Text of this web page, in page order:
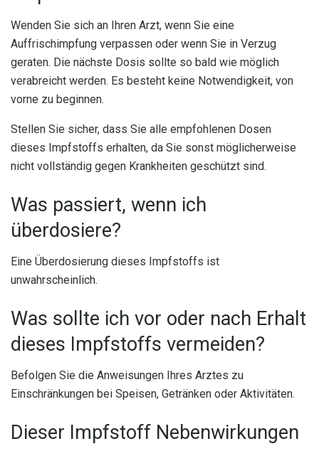
Wenden Sie sich an Ihren Arzt, wenn Sie eine
Auffrischimpfung verpassen oder wenn Sie in Verzug
geraten. Die nächste Dosis sollte so bald wie möglich
verabreicht werden. Es besteht keine Notwendigkeit, von
vorne zu beginnen.
Stellen Sie sicher, dass Sie alle empfohlenen Dosen
dieses Impfstoffs erhalten, da Sie sonst möglicherweise
nicht vollständig gegen Krankheiten geschützt sind.
Was passiert, wenn ich
überdosiere?
Eine Überdosierung dieses Impfstoffs ist
unwahrscheinlich.
Was sollte ich vor oder nach Erhalt
dieses Impfstoffs vermeiden?
Befolgen Sie die Anweisungen Ihres Arztes zu
Einschränkungen bei Speisen, Getränken oder Aktivitäten.
Dieser Impfstoff Nebenwirkungen